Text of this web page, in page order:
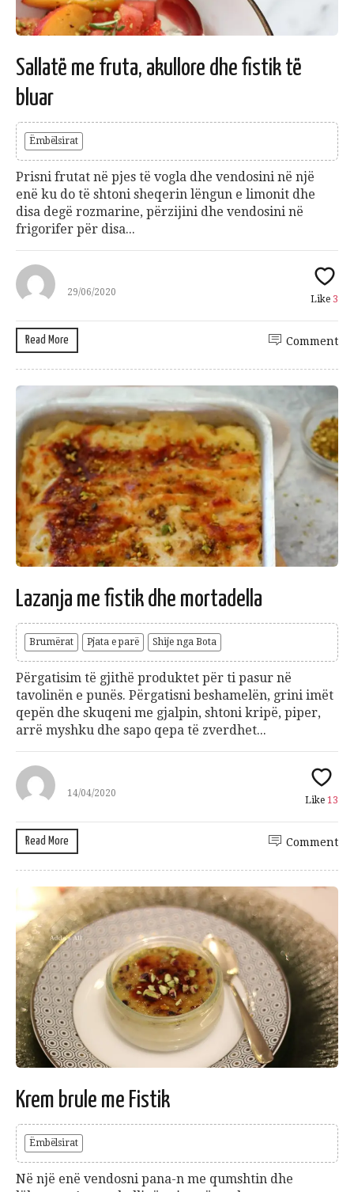
Sallatë me fruta, akullore dhe fistik të
bluar
Ëmbëlsirat
Prisni frutat në pjes të vogla dhe vendosini në një
enë ku do të shtoni sheqerin lëngun e limonit dhe
disa degë rozmarine, përzijini dhe vendosini në
frigorifer për disa...
29/06/2020
Like 3
Read More Comment
Lazanja me fistik dhe mortadella
Brumërat Pjata e parë Shije nga Bota
Përgatisim të gjithë produktet për ti pasur në
tavolinën e punës. Përgatisni beshamelën, grini imët
qepën dhe skuqeni me gjalpin, shtoni kripë, piper,
arrë myshku dhe sapo qepa të zverdhet...
14/04/2020
Like 13
Read More Comment
Krem brule me Fistik
Ëmbëlsirat
Në një enë vendosni pana-n me qumshtin dhe